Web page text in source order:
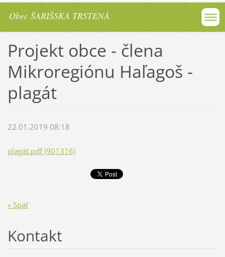
Obec ŠARIŠSKÁ TRSTENÁ
Projekt obce - člena
Mikroregiónu Haľagoš -
plagát
22.01.2019 08:18
plagát.pdf (901316)
« Späť
Kontakt